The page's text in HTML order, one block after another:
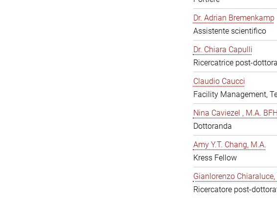
Dr. Adrian Bremenkamp
Assistente scientifico
Dr. Chiara Capulli
Ricercatrice post-
Claudio Caucci
Facility Management,
Nina Caviezel , M.A. BFH
Dottoranda
Amy Y.T. Chang, M.A.
Kress Fellow
Gianlorenzo Chiaraluce,
Ricercatore post-